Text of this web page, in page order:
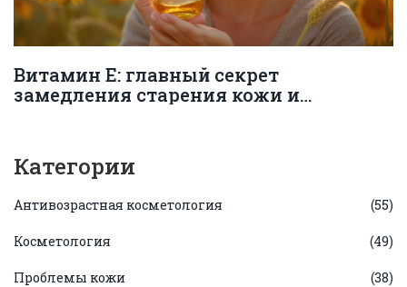
Витамин Е: главный секрет
замедления старения кожи и
Категории
Антивозрастная косметология (55)
Косметология (49)
Проблемы кожи (38)